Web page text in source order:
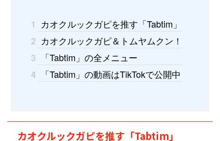
1 カオクルックガピを推す「Tabtim」
2 カオクルックガピ＆トムヤムクン！
3
「Tabtim」の全メニュー
4
「Tabtim」の動画はTikTokで公開中
カオクルックガピを推す「Tabtim」